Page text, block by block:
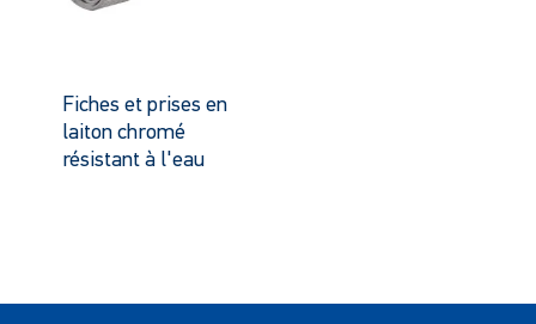
Fiches et prises en
laiton chromé
résistant à l'eau